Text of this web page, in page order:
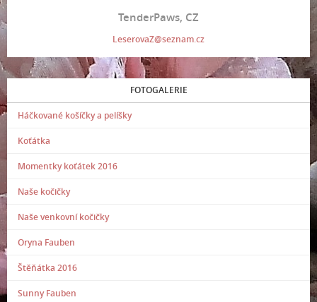
TenderPaws, CZ
LeserovaZ@seznam.cz
FOTOGALERIE
Háčkované košíčky a pelíšky
Koťátka
Momentky koťátek 2016
Naše kočičky
Naše venkovní kočičky
Oryna Fauben
Štěňátka 2016
Sunny Fauben